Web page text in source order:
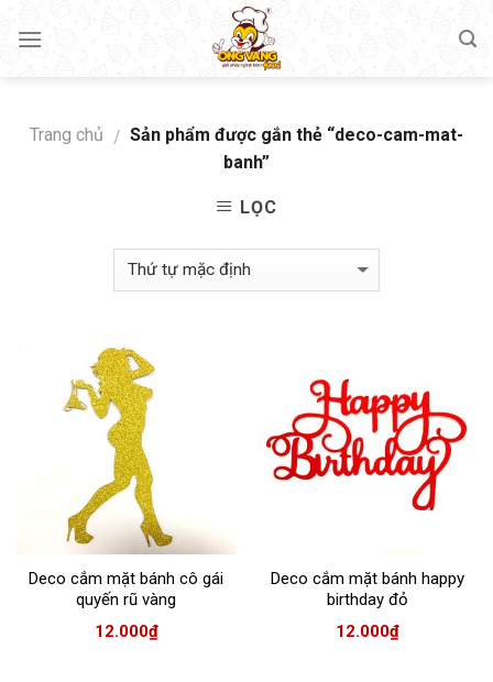
Trang chủ / Sản phẩm được gắn thẻ “deco-cam-mat-
banh”
LỌC
Deco cắm mặt bánh cô gái
quyến rũ vàng
12.000₫
Deco cắm mặt bánh happy
birthday đỏ
12.000₫